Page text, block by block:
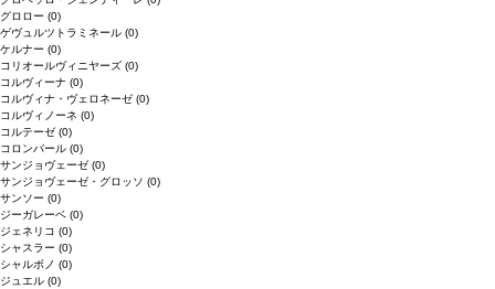
グロロー (0)
ゲヴュルツトラミネール (0)
ケルナー (0)
コリオールヴィニヤーズ (0)
コルヴィーナ (0)
コルヴィナ・ヴェロネーゼ (0)
コルヴィノーネ (0)
コルテーゼ (0)
コロンバール (0)
サンジョヴェーゼ (0)
サンジョヴェーゼ・グロッソ (0)
サンソー (0)
ジーガレーベ (0)
ジェネリコ (0)
シャスラー (0)
シャルボノ (0)
ジュエル (0)